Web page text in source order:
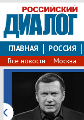
ГЛАВНАЯ РОССИЯ
Все новости Москва